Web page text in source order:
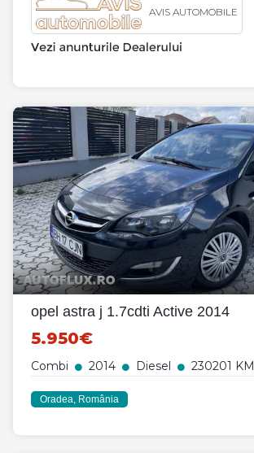
AVIS AUTOMOBILE
opel astra j 1.7cdti Active 2014
5.950€
Combi 2014 Diesel 230201 KM
Oradea, România